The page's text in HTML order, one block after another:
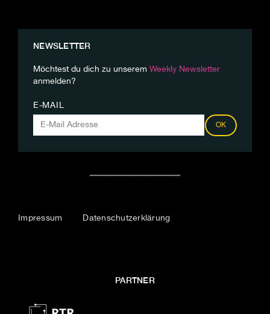
NEWSLETTER
Möchtest du dich zu unserem Weekly Newsletter
anmelden?
E-MAIL
OK
Impressum Datenschutzerklärung
PARTNER